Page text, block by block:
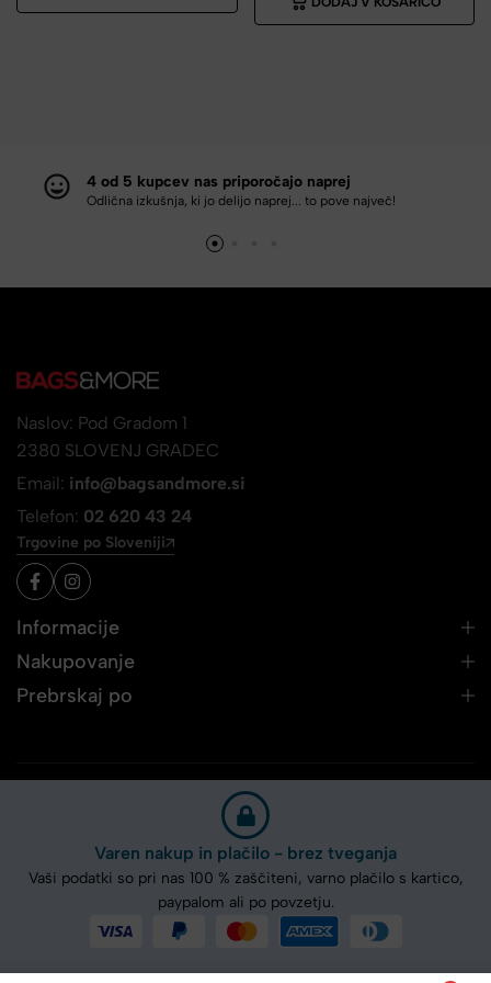
4 od 5 kupcev nas priporočajo naprej
Odlična izkušnja, ki jo delijo naprej... to pove največ!
Naslov: Pod Gradom 1
2380 SLOVENJ GRADEC
Email: info@bagsandmore.si
Telefon: 02 620 43 24
Trgovine po Sloveniji
Informacije
Nakupovanje
Prebrskaj po
Varen nakup in plačilo - brez tveganja
Vaši podatki so pri nas 100 % zaščiteni, varno plačilo s kartico,
paypalom ali po povzetju.